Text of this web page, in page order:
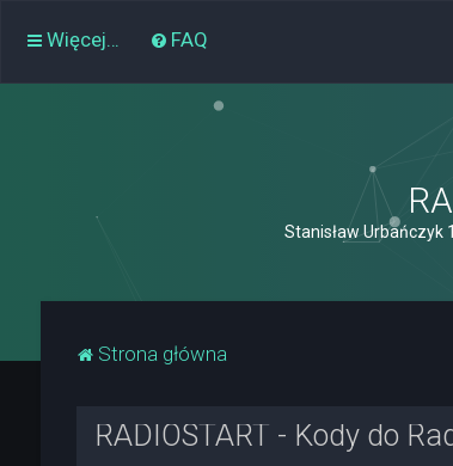
Więcej… FAQ
Stanisław Urbańczyk
Strona główna
RADIOSTART - Kody do